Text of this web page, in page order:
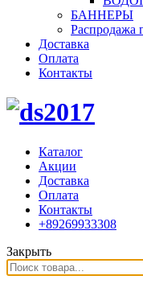
БАННЕРЫ
Распродажа
Доставка
Оплата
Контакты
Каталог
Акции
Доставка
Оплата
Контакты
+89269933308
Закрыть